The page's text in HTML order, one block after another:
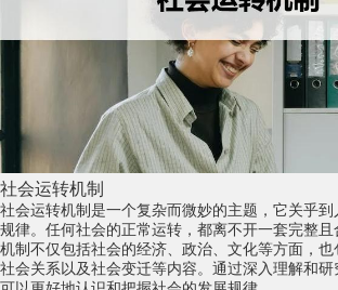
社会运转机制
社会运转机制是一个复杂而微妙的主题，它关乎
规律。任何社会的正常运转，都离不开一套完整
机制不仅包括社会的经济、政治、文化等方面，也
社会关系以及社会变迁等内容。通过深入理解和